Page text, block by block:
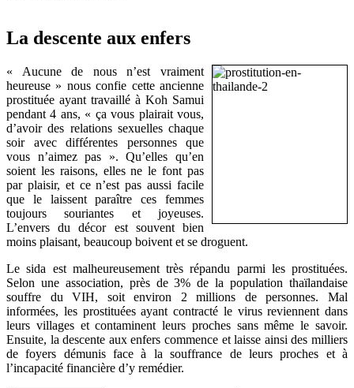
La descente aux enfers
« Aucune de nous n’est vraiment
heureuse » nous confie cette ancienne
prostituée ayant travaillé à Koh Samui
pendant 4 ans, « ça vous plairait vous,
d’avoir des relations sexuelles chaque
soir avec différentes personnes que
vous n’aimez pas ». Qu’elles qu’en
soient les raisons, elles ne le font pas
par plaisir, et ce n’est pas aussi facile
que le laissent paraître ces femmes
toujours souriantes et joyeuses.
L’envers du décor est souvent bien
moins plaisant, beaucoup boivent et se droguent.
Le sida est malheureusement très répandu parmi les prostituées.
Selon une association, près de 3% de la population thaïlandaise
souffre du VIH, soit environ 2 millions de personnes. Mal
informées, les prostituées ayant contracté le virus reviennent dans
leurs villages et contaminent leurs proches sans même le savoir.
Ensuite, la descente aux enfers commence et laisse ainsi des milliers
de foyers démunis face à la souffrance de leurs proches et à
l’incapacité financière d’y remédier.